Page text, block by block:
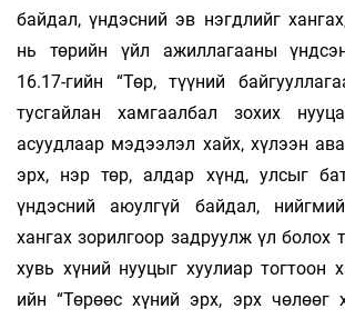
байдал, үндэсний эв нэгдлийг
нь төрийн үйл ажиллагааны
16.17-гийн “Төр, түүний
тусгайлан хамгаалбал зохих
асуудлаар мэдээлэл хайх, хүлээн
эрх, нэр төр, алдар хүнд, улсыг
үндэсний аюулгүй байдал,
хангах зорилгоор задруулж үл болох
хувь хүний нууцыг хуулиар тогтоон
ийн “Төрөөс хүний эрх, эрх чөлөөг